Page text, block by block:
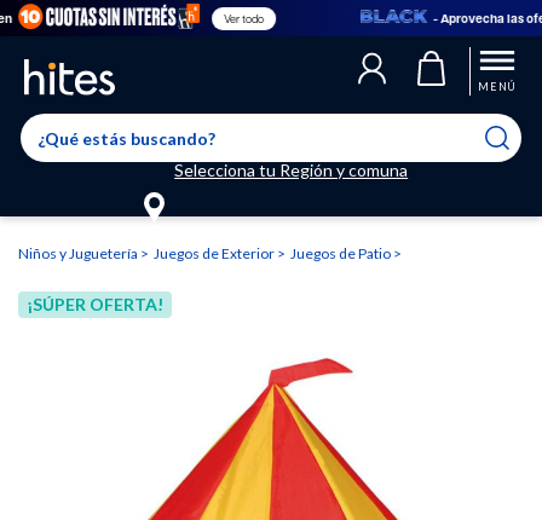
Ver todo - Aprovecha las ofertas
MENÚ
Selecciona tu Región y comuna
El producto ha sido eliminado correctamente
El producto ha sido agregado a tu lista de favoritos correctamente
Llegaste al límite de productos favoritos permitidos, para agregar
uno nuevo ingresa a “Mi cuenta” y elimina los que ya no necesitas.
Niños y Juguetería Juegos de Exterior Juegos de Patio
¡SÚPER OFERTA!